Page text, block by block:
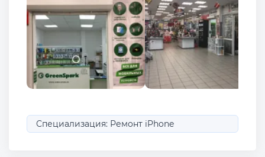
Специализация: Ремонт iPhone